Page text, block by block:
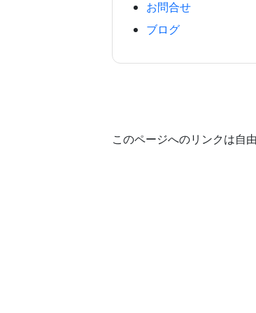
お問合せ
ブログ
このページへのリンクは自